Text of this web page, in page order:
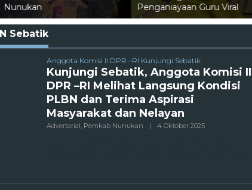
Penganiayaan Guru Viral
Sebatik
Anggota Komisi II DPR –RI Kunjungi Sebatik
Kunjungi Sebatik, Anggota Komisi II
DPR –RI Melihat Langsung Kondisi
PLBN dan Terima Aspirasi
Masyarakat dan Nelayan
Advertorial Pemkab Nunukan | 4 Oktober 2025Oleh